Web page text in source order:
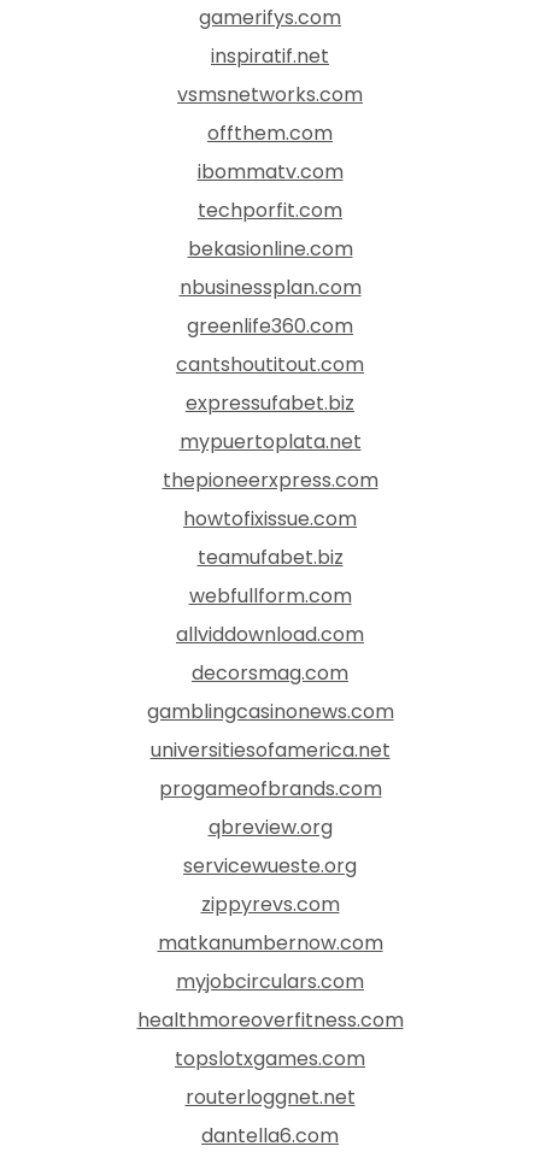
gamerifys.com
inspiratif.net
vsmsnetworks.com
offthem.com
ibommatv.com
techporfit.com
bekasionline.com
nbusinessplan.com
greenlife360.com
cantshoutitout.com
expressufabet.biz
mypuertoplata.net
thepioneerxpress.com
howtofixissue.com
teamufabet.biz
webfullform.com
allviddownload.com
decorsmag.com
gamblingcasinonews.com
universitiesofamerica.net
progameofbrands.com
qbreview.org
servicewueste.org
zippyrevs.com
matkanumbernow.com
myjobcirculars.com
healthmoreoverfitness.com
topslotxgames.com
routerloggnet.net
dantella6.com